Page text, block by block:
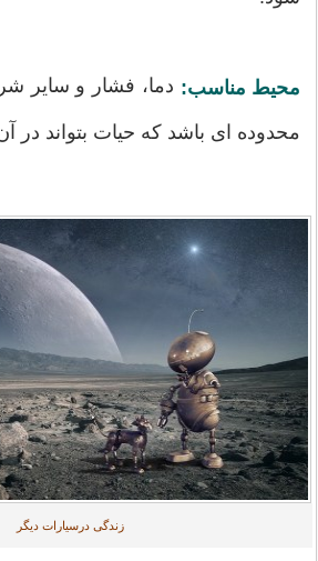
محیط مناسب: دما، فشار و سایر
محدوده ای باشد که حیات بتواند در
زندگی درسیارات دیگر